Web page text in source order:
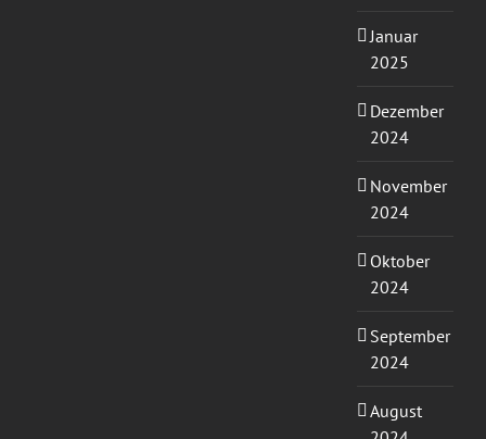
Januar
2025
Dezember
2024
November
2024
Oktober
2024
September
2024
August